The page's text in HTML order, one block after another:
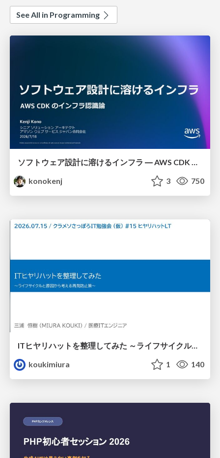
See All in Programming
konokenj
3 750
ITヒヤリハットを整理してみた ～ライフサイクルと原因から考える再発防止策～
koukimiura
1 140